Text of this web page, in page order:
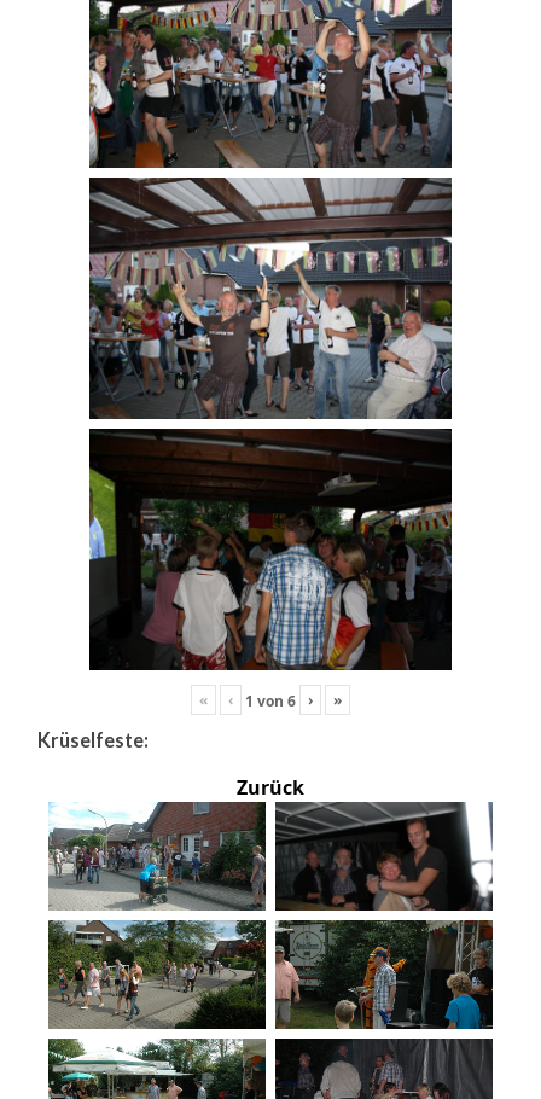
« ‹ 1 von 6 › »
Krüselfeste:
Zurück